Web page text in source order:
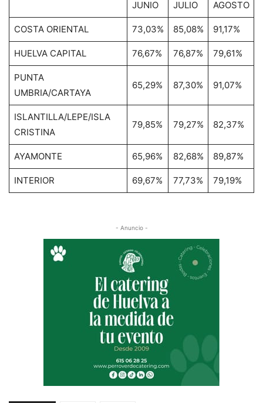
JUNIO JULIO AGOSTO
COSTA ORIENTAL 73,03% 85,08% 91,17%
HUELVA CAPITAL 76,67% 76,87% 79,61%
PUNTA
UMBRIA/CARTAYA
65,29% 87,30% 91,07%
ISLANTILLA/LEPE/ISLA
CRISTINA
79,85% 79,27% 82,37%
AYAMONTE 65,96% 82,68% 89,87%
INTERIOR 69,67% 77,73% 79,19%
- Anuncio -